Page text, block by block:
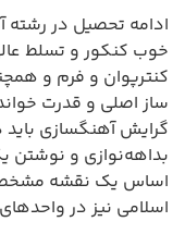
ادامه تحصیل در رشته
خوب کنکور و تسلط
کنترپوان و فرم و
ساز اصلی و قدرت
گرایش آهنگسازی باید
بداهه‌نوازی و نوشتن
اساس یک نقشه مشخص
اسلامی نیز در